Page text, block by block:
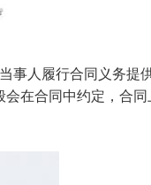
事人履行合同义务
在合同中约定，合